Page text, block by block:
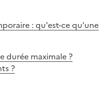
: qu'est-ce qu'une
durée maximale ?
?